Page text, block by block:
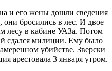
и его жены дошли сведения
они бросились в лес. И двое
лесу в кабине УАЗа. Потом
сдался милиции. Ему было
убийстве. Зверски
арестовала 3 января утром.